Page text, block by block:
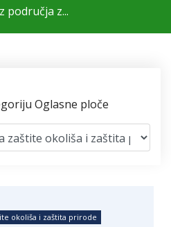
područja z...
Oglasne ploče
okoliša i zaštita prirode